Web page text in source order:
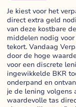
Je kiest voor het
direct extra geld
van deze kostbare
middelen nodig
tekort. Vandaag
door de hoge
voor een discrete
ingewikkelde BKR
onderpand en
je de lening volgens
waardevolle tas